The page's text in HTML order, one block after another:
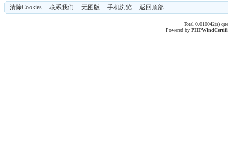
清除Cookies 联系我们 无图版 手机浏览 返回顶部
Total 0.010042(s)
Powered byPHPWind